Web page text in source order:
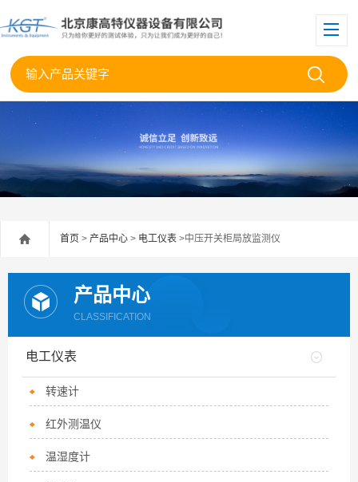
首页 > 产品中心 > 电工仪表 >中压开关柜局放监测仪
产品中心
CLASSIFICATION
电工仪表
转速计
红外测温仪
温湿度计